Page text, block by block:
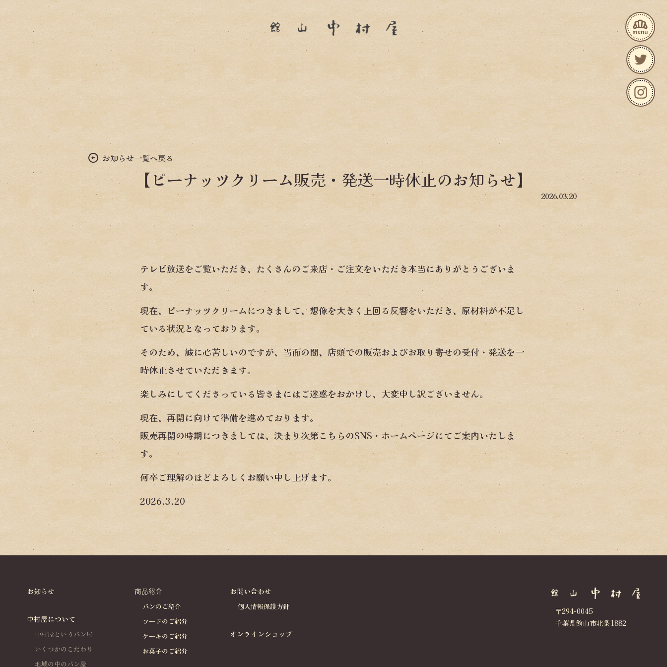
bakery_dining
menu
arrow_circle_up お知らせ一覧へ戻る
【ピーナッツクリーム販売・発送一時休止のお知らせ】
2026.03.20
テレビ放送をご覧いただき、たくさんのご来店・ご注文をいただき本当にありがとうございま
す。
現在、ピーナッツクリームにつきまして、想像を大きく上回る反響をいただき、原材料が不足し
ている状況となっております。
そのため、誠に心苦しいのですが、当面の間、店頭での販売およびお取り寄せの受付・発送を一
時休止させていただきます。
楽しみにしてくださっている皆さまにはご迷惑をおかけし、大変申し訳ございません。
現在、再開に向けて準備を進めております。
販売再開の時期につきましては、決まり次第こちらのSNS・ホームページにてご案内いたしま
す。
何卒ご理解のほどよろしくお願い申し上げます。
2026.3.20
お知らせ
中村屋について
中村屋というパン屋
いくつかのこだわり
地域の中のパン屋
商品紹介
パンのご紹介
フードのご紹介
ケーキのご紹介
お菓子のご紹介
お問い合わせ
個人情報保護方針
オンラインショップ
〒294-0045
千葉県館山市北条1882